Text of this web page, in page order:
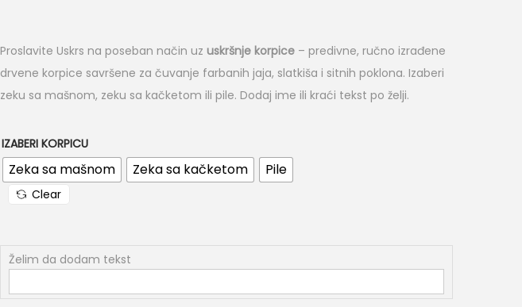
Proslavite Uskrs na poseban način uz uskršnje korpice – predivne, ručno izrađene
drvene korpice savršene za čuvanje farbanih jaja, slatkiša i sitnih poklona. Izaberi
zeku sa mašnom, zeku sa kačketom ili pile. Dodaj ime ili kraći tekst po želji.
IZABERI KORPICU
Zeka sa mašnom Zeka sa kačketom Pile
Clear
Želim da dodam tekst